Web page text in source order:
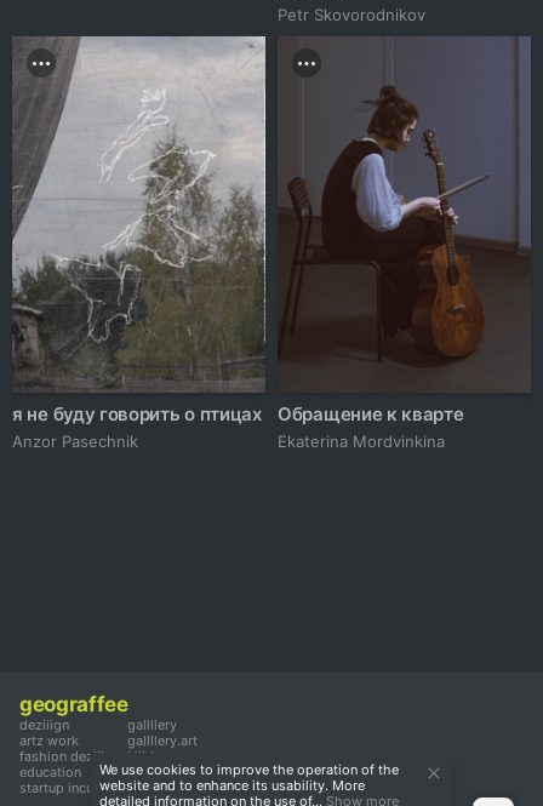
Petr Skovorodnikov
я не буду говорить о птицах
Anzor Pasechnik
Обращение к кварте
Ekaterina Mordvinkina
geograffee
deziiign
artz work
fashion deziiign
education
startup incubator
gallllery
gallllery.art
kiiids.art
We use cookies to improve the operation of the
website and to enhance its usability. More
detailed information on the use of... Show more